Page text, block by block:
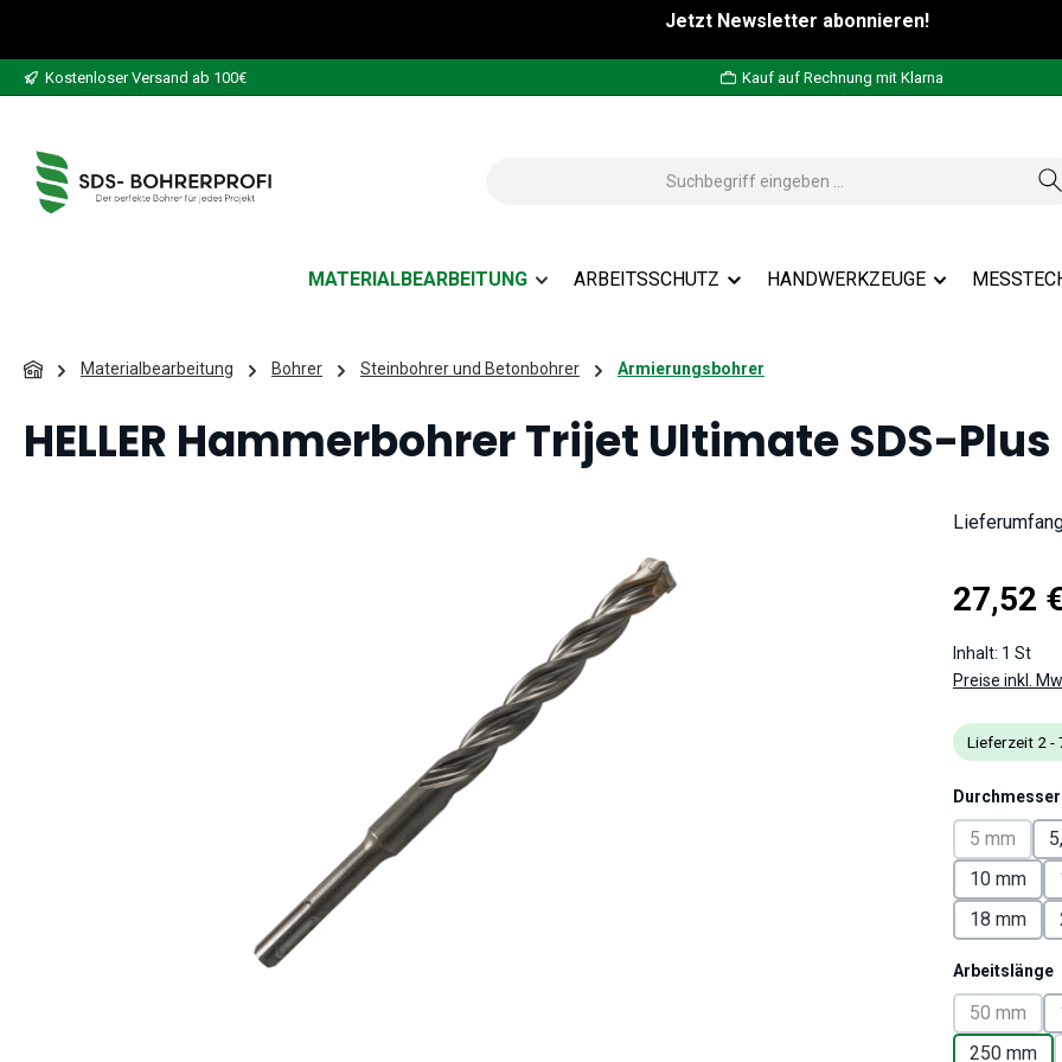
Jetzt Newsletter abonnieren!
Kostenloser Versand ab 100€ Kauf auf Rechnung mit Klarna
MATERIALBEARBEITUNG ARBEITSSCHUTZ HANDWERKZEUGE
Materialbearbeitung Bohrer Steinbohrer und Betonbohrer Armierungsbohrer
HELLER Hammerbohrer Trijet Ultimate SDS-Plus
Regulärer
27,52
Inhalt: 1 St
Preise inkl.
Lieferzeit 2 -
Durchmesser
5 mm
(Diese
10 mm
18 mm
Arbeitslänge
50 mm
(Diese
250 mm